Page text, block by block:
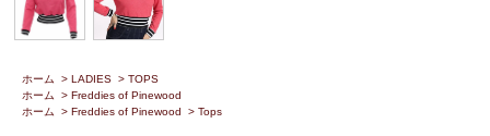
ホーム > LADIES > TOPS
ホーム
> Freddies of Pinewood
ホーム
> Freddies of Pinewood > Tops